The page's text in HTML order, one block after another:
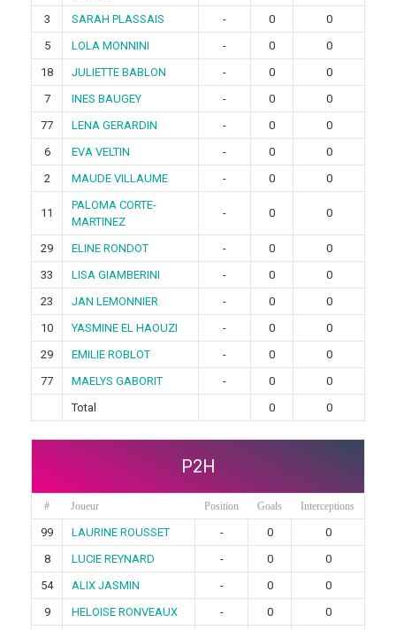
3 SARAH PLASSAIS - 0
0
5
LOLA MONNINI - 0
0
18
JULIETTE BABLON - 0
0
7
INES BAUGEY - 0
0
77
LENA GERARDIN - 0
0
6
EVA VELTIN - 0
0
2
MAUDE VILLAUME - 0 0
11
PALOMA CORTE-
MARTINEZ
- 0 0
29 ELINE RONDOT - 0
0
33
LISA GIAMBERINI - 0
0
23
JAN LEMONNIER - 0
0
10
YASMINE EL HAOUZI - 0
0
29
EMILIE ROBLOT - 0
0
77
MAELYS GABORIT - 0
0
Total
0 0
P2H
# Joueur Position Goals Interceptions
99 LAURINE ROUSSET - 0
0
8
LUCIE REYNARD - 0
0
54
ALIX JASMIN - 0
0
9
HELOISE RONVEAUX - 0
0